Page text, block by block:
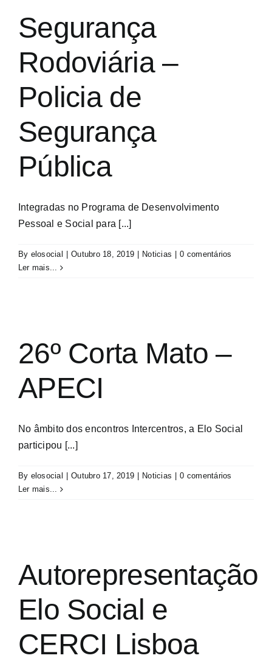
Segurança
Rodoviária –
Policia de
Segurança
Pública
Integradas no Programa de Desenvolvimento
Pessoal e Social para [...]
By elosocial Outubro 18, 2019 Noticias
0 comentários
Ler mais...
26º Corta Mato –
APECI
No âmbito dos encontros Intercentros, a Elo Social
participou [...]
By elosocial Outubro 17, 2019 Noticias
0 comentários
Ler mais...
Autorepresentação
Elo Social e
CERCI Lisboa